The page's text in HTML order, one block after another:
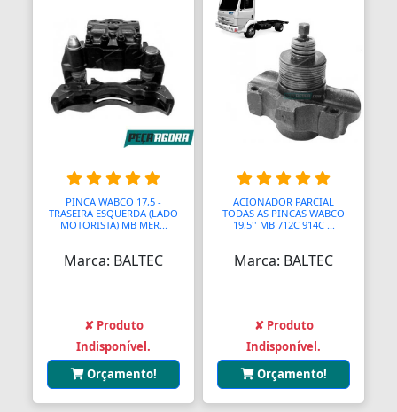
PINCA WABCO 17,5 -
TRASEIRA ESQUERDA (LADO
MOTORISTA) MB MER...
Marca: BALTEC
✘ Produto
Indisponível.
Orçamento!
ACIONADOR PARCIAL
TODAS AS PINCAS WABCO
19,5'' MB 712C 914C ...
Marca: BALTEC
✘ Produto
Indisponível.
Orçamento!